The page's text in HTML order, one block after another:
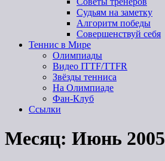
Судьям на заметку
Алгоритм победы
Совершенствуй себя
Теннис в Мире
Олимпиады
Видео ITTF/TTFR
Звёзды тенниса
На Олимпиаде
Фан-Клуб
Ссылки
Месяц: Июнь 2005